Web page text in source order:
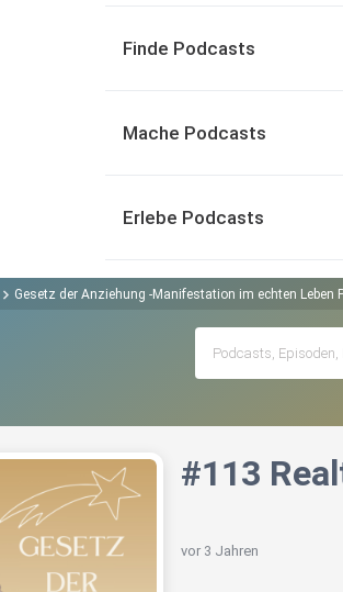
Finde Podcasts
Mache Podcasts
Erlebe Podcasts
Gesetz der Anziehung -Manifestation im echten Leben
#113
vor 3 Jahren